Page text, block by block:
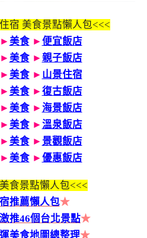
宿 美食景點懶人包<<<
► 美食► 便宜飯店
► 美食► 親子飯店
► 美食► 山景住宿
► 美食► 復古飯店
► 美食► 海景飯店
► 美食► 溫泉飯店
► 美食► 景觀飯店
► 美食► 優惠飯店
食景點懶人包<<<
推薦懶人包★
推46個台北景點★
美食地圖總整理★